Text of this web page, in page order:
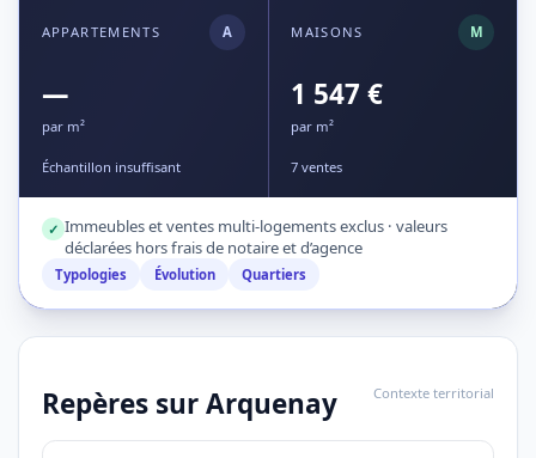
APPARTEMENTS A
—
par m²
Échantillon insuffisant
MAISONS M
1 547 €
par m²
7 ventes
✓ Immeubles et ventes multi-logements exclus · valeurs
déclarées hors frais de notaire et d’agence
Typologies Évolution Quartiers
Repères sur Arquenay Contexte territorial